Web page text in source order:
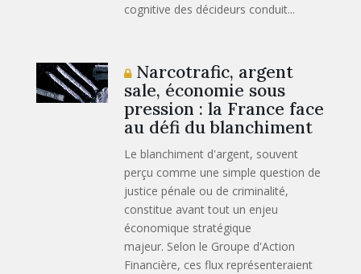
cognitive des décideurs conduit...
Narcotrafic, argent
sale, économie sous
pression : la France face
au défi du blanchiment
Le blanchiment d'argent, souvent
perçu comme une simple question de
justice pénale ou de criminalité,
constitue avant tout un enjeu
économique stratégique
majeur. Selon le Groupe d'Action
Financière, ces flux représenteraient